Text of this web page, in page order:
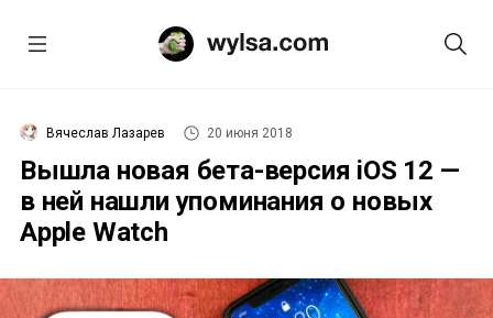
Вячеслав Лазарев 20 июня 2018
Вышла новая бета-версия iOS 12 —
в ней нашли упоминания о новых
Apple Watch